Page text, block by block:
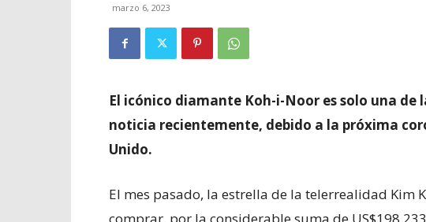
marzo 6, 2023
El icónico diamante Koh-i-Noor es solo una de
noticia recientemente, debido a la próxima
Unido.
El mes pasado, la estrella de la telerrealidad Kim